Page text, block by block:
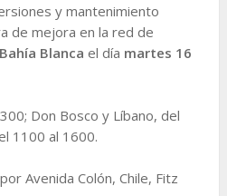
y mantenimiento
de mejora en la red de
Bahía Blanca el día martes 16
Don Bosco y Líbano, del
1100 al 1600.
Avenida Colón, Chile, Fitz